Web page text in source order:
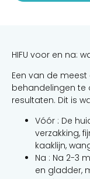
HIFU voor en na:
Een van de
behandelingen te
resultaten. Dit is
Vóór : De
verzakking,
kaaklijn,
Na : Na 2-3
en gladder,